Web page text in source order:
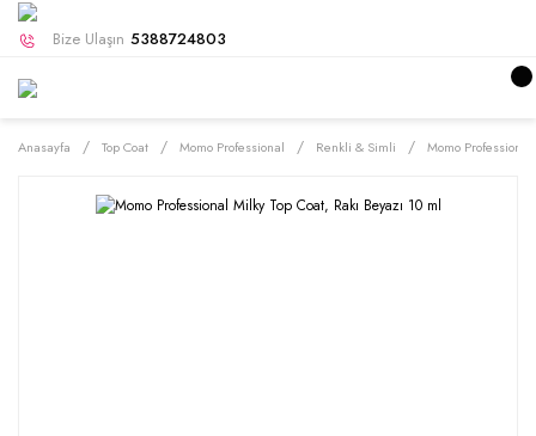
Bize Ulaşın 5388724803
Anasayfa Top Coat Momo Professional Renkli & Simli Momo Professional